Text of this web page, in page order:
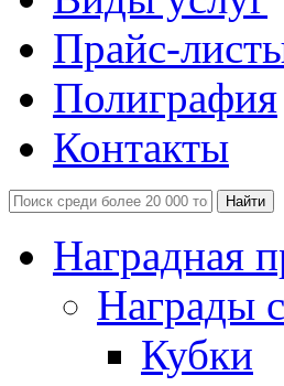
Прайс-
Полиграфия
Контакты
Наградная
Награды
Кубки